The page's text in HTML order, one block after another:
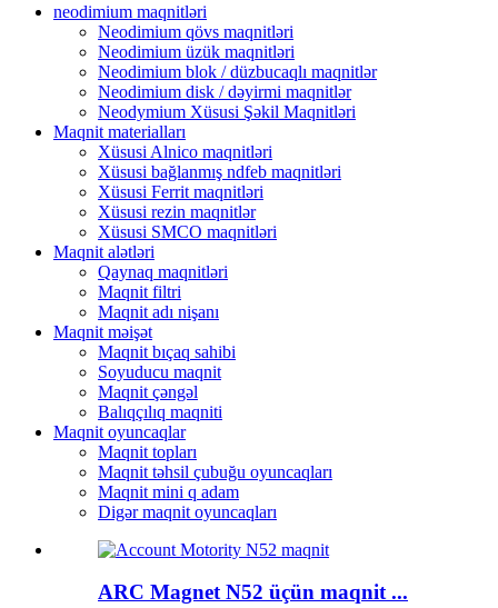
neodimium maqnitləri
Neodimium qövs maqnitləri
Neodimium üzük maqnitləri
Neodimium blok / düzbucaqlı maqnitlər
Neodimium disk / dəyirmi maqnitlər
Neodymium Xüsusi Şəkil Maqnitləri
Maqnit materialları
Xüsusi Alnico maqnitləri
Xüsusi bağlanmış ndfeb maqnitləri
Xüsusi Ferrit maqnitləri
Xüsusi rezin maqnitlər
Xüsusi SMCO maqnitləri
Maqnit alətləri
Qaynaq maqnitləri
Maqnit filtri
Maqnit adı nişanı
Maqnit məişət
Maqnit bıçaq sahibi
Soyuducu maqnit
Maqnit çəngəl
Balıqçılıq maqniti
Maqnit oyuncaqlar
Maqnit topları
Maqnit təhsil çubuğu oyuncaqları
Maqnit mini q adam
Digər maqnit oyuncaqları
ARC Magnet N52 üçün maqnit ...